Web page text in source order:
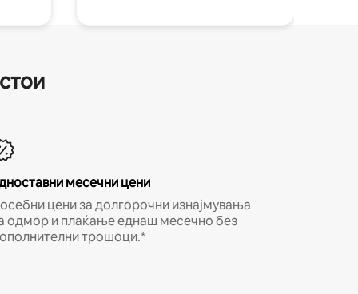
месечни цени
цени за долгорочни изнајмувања
одмор и плаќање еднаш месечно без
трошоци.*